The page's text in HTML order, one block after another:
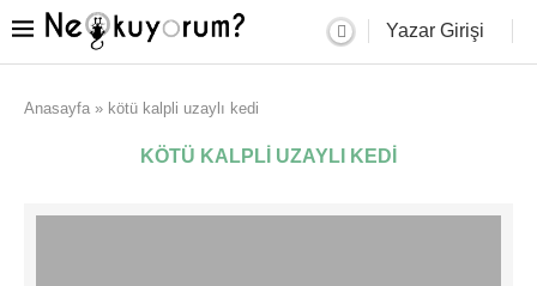
Yazar Girişi
Anasayfa » kötü kalpli uzaylı kedi
KÖTÜ KALPLI UZAYLI KEDI